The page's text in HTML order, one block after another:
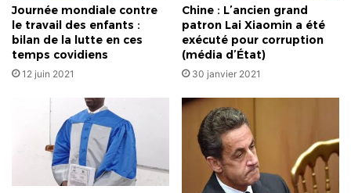
Journée mondiale contre
le travail des enfants :
bilan de la lutte en ces
temps covidiens
12 juin 2021
Chine : L’ancien grand
patron Lai Xiaomin a été
exécuté pour corruption
(média d’État)
30 janvier 2021